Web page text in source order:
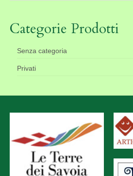
Categorie Prodotti
Senza categoria
Privati